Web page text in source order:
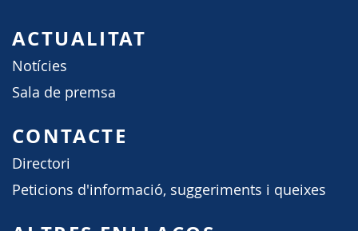
ACTUALITAT
Notícies
Sala de premsa
CONTACTE
Directori
Peticions d'informació, suggeriments i queixes